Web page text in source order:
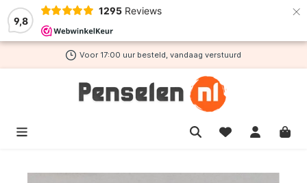
9,8
1295 Reviews ×
hoofdinhoud
Voor 17:00 uur besteld, vandaag verstuurd